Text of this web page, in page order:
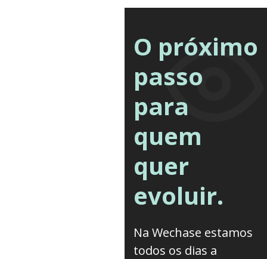
O próximo
passo
para
quem
quer
evoluir.
Na Wechase estamos
todos os dias a